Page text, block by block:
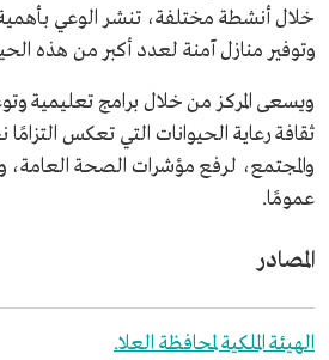
خلال أنشطة مختلفة، تنشر الوعي بأهمية
وتوفير منازل آمنة لعدد أكبر من هذه
ويسعى المركز من خلال برامج تعليمية
ثقافة رعاية الحيوانات التي تعكس التزامًا
والمجتمع، لرفع مؤشرات الصحة
عمومًا.
المصادر
الهيئة الملكية لمحافظة العلا.